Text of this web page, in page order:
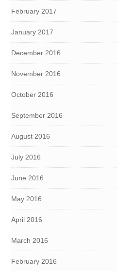
February 2017
January 2017
December 2016
November 2016
October 2016
September 2016
August 2016
July 2016
June 2016
May 2016
April 2016
March 2016
February 2016